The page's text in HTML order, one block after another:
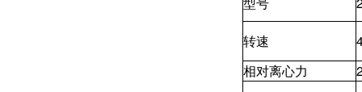
转速
相对离心力